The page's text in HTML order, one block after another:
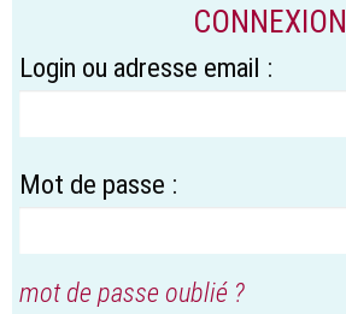
CONNEXION
Login ou adresse email :
Mot de passe :
mot de passe oublié ?